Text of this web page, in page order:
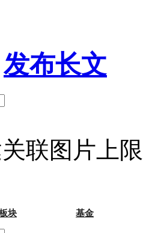
发布长文
联图片上限
块 基金